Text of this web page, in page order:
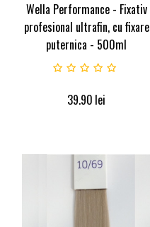
Wella Performance - Fixativ
profesional ultrafin, cu fixare
puternica - 500ml
39.90 lei